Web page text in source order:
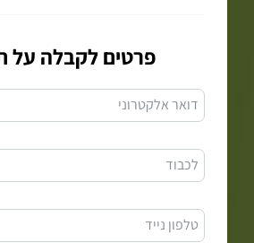
פרטים לקבלה על
דואר אלקטרוני
לכבוד
טלפון נייד